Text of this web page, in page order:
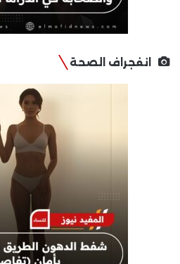
انفجراف الصحة